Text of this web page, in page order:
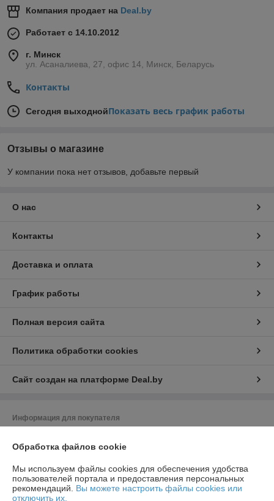
Компания продает на Deal.by
Работает с 14.10.2012
г. Минск
ул. Асаналиева, 27, офис 14, Минск, Беларусь
Контакты
Сегодня выходнойПоказать весь график работы
Отзывы о магазине
У компании пока нет отзывов, добавьте первый
О нас
Контакты
Доставка и оплата
График работы
Полная версия сайта
Политика обработки cookies
Сайт создан на платформе Deal.by
Информация для покупателя
220024, г. Минск, ул. Асаналиева, 27, офис 14
Регистрационный номер ЕГР: 192313709
УНП: 192313709
Обработка файлов cookie
Мы используем файлы cookies для обеспечения удобства
пользователей портала и предоставления персональных
рекомендаций. Вы можете настроить файлы cookies или
отключить их.